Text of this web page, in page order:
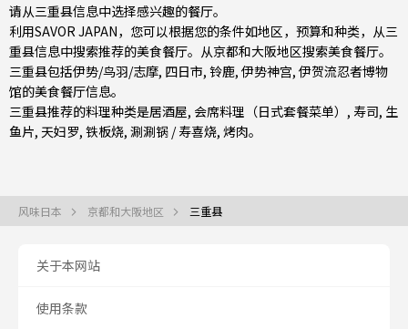
请从三重县信息中选择感兴趣的餐厅。
利用SAVOR JAPAN，您可以根据您的条件如地区，预算和种类，从三
重县信息中搜索推荐的美食餐厅。从京都和大阪地区搜索美食餐厅。
三重县包括伊势/鸟羽/志摩, 四日市, 铃鹿, 伊势神宫, 伊贺流忍者博物
馆的美食餐厅信息。
三重县推荐的料理种类是居酒屋, 会席料理（日式套餐菜单） , 寿司, 生
鱼片, 天妇罗, 铁板烧, 涮涮锅 / 寿喜烧, 烤肉。
风味日本 京都和大阪地区 三重县
关于本网站
使用条款